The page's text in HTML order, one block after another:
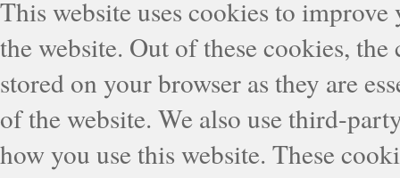
This website uses cookies to
the website. Out of these cookies,
stored on your browser as they are
of the website. We also use third-
how you use this website. These